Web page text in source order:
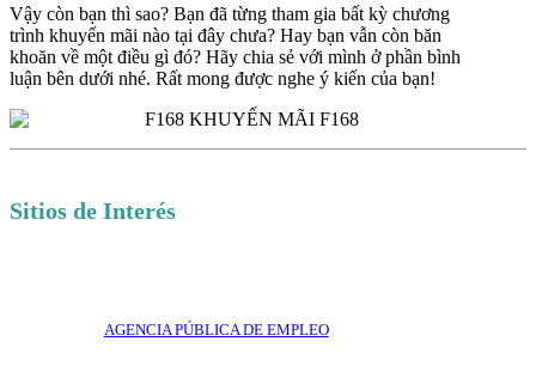
Vậy còn bạn thì sao? Bạn đã từng tham gia bất kỳ chương
trình khuyến mãi nào tại đây chưa? Hay bạn vẫn còn băn
khoăn về một điều gì đó? Hãy chia sẻ với mình ở phần bình
luận bên dưới nhé. Rất mong được nghe ý kiến của bạn!
Sitios de Interés
AGENCIA PÚBLICA DE EMPLEO